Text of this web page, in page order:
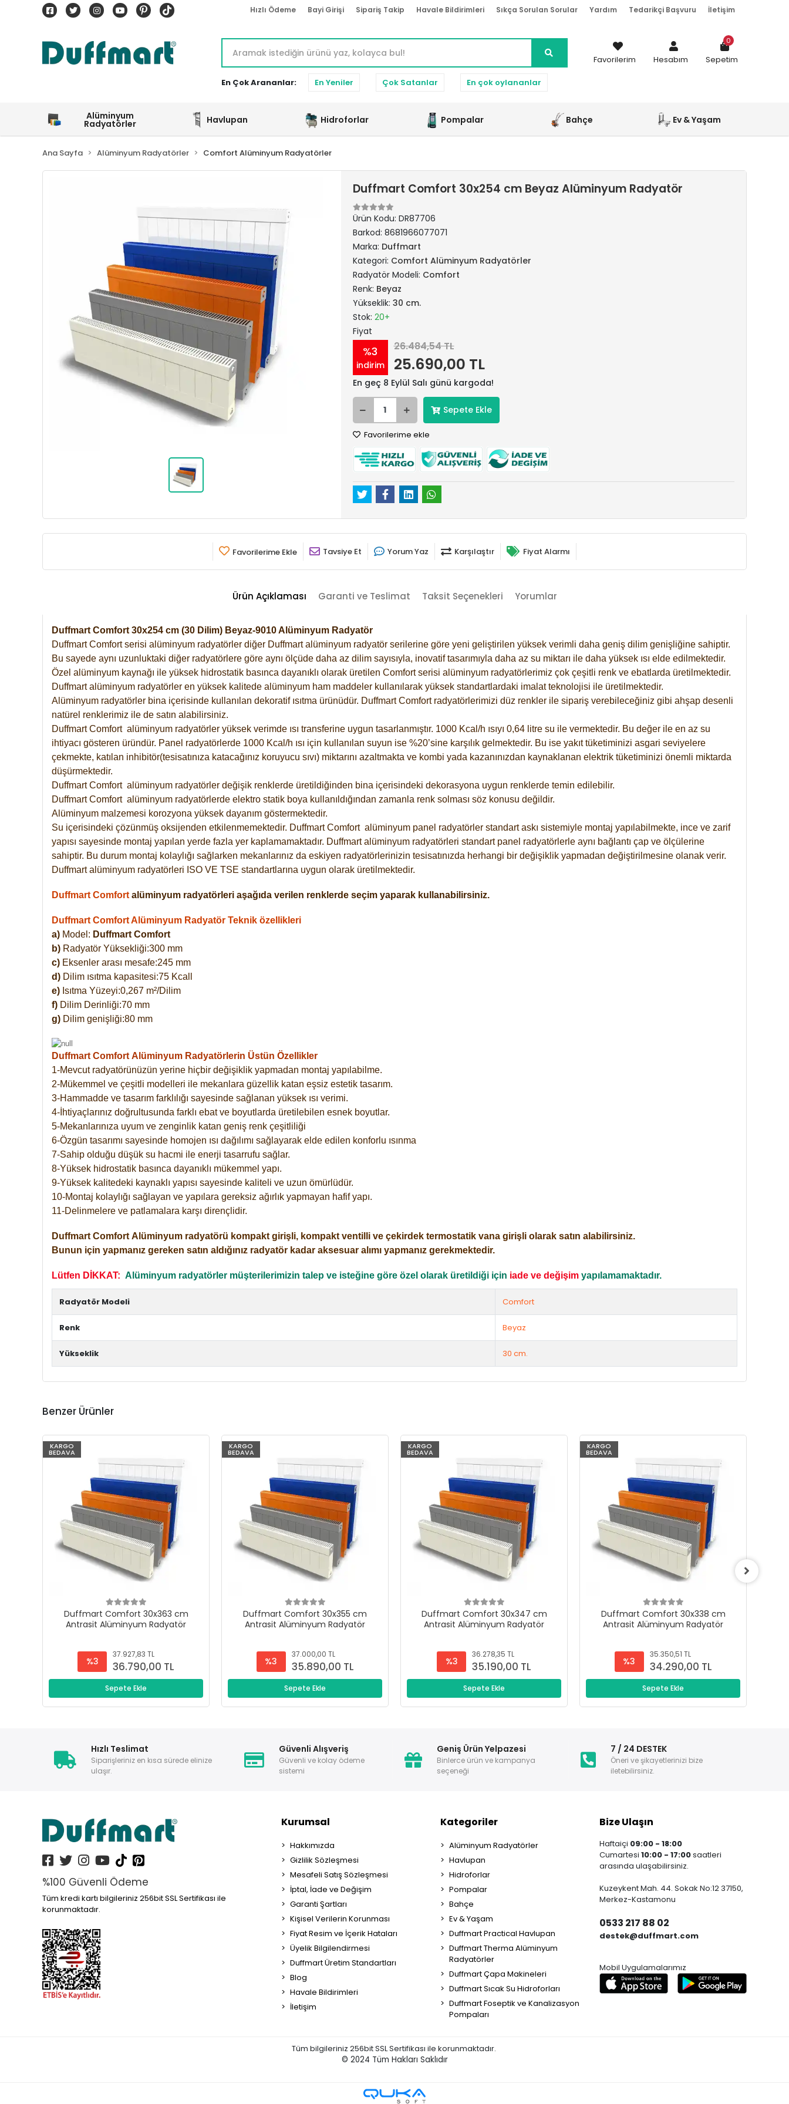
Hızlı Ödeme Bayi Girişi Sipariş Takip Havale Bildirimleri Sıkça Sorulan Sorular Yardım Tedarikçi Başvuru İletişim
En Çok Arananlar: En Yeniler Çok Satanlar En çok oylananlar
Favorilerim Hesabım Sepetim
0
Alüminyum
Radyatörler Havlupan Hidroforlar Pompalar Bahçe Ev & Yaşam
Ana Sayfa Alüminyum Radyatörler Comfort Alüminyum Radyatörler
Duffmart Comfort 30x254 cm Beyaz Alüminyum Radyatör
Ürün Kodu: DR87706
Barkod: 8681966077071
Marka: Duffmart
Kategori: Comfort Alüminyum Radyatörler
Radyatör Modeli: Comfort
Renk: Beyaz
Yükseklik: 30 cm.
Stok: 20+
Fiyat
%3
indirim
26.484,54 TL
25.690,00 TL
En geç 8 Eylül Salı günü kargoda!
Sepete Ekle
Favorilerime ekle
Favorilerime Ekle Tavsiye Et Yorum Yaz Karşılaştır Fiyat Alarmı
Ürün Açıklaması Garanti ve Teslimat Taksit Seçenekleri Yorumlar
Duffmart Comfort 30x254 cm (30 Dilim) Beyaz-9010 Alüminyum Radyatör
Duffmart Comfort serisi alüminyum radyatörler diğer Duffmart alüminyum radyatör serilerine göre yeni geliştirilen yüksek verimli daha geniş dilim genişliğine sahiptir.
Bu sayede aynı uzunluktaki diğer radyatörlere göre aynı ölçüde daha az dilim sayısıyla, inovatif tasarımıyla daha az su miktarı ile daha yüksek ısı elde edilmektedir.
Özel alüminyum kaynağı ile yüksek hidrostatik basınca dayanıklı olarak üretilen Comfort serisi alüminyum radyatörlerimiz çok çeşitli renk ve ebatlarda üretilmektedir.
Duffmart alüminyum radyatörler en yüksek kalitede alüminyum ham maddeler kullanılarak yüksek standartlardaki imalat teknolojisi ile üretilmektedir.
Alüminyum radyatörler bina içerisinde kullanılan dekoratif ısıtma ürünüdür. Duffmart Comfort radyatörlerimizi düz renkler ile sipariş verebileceğiniz gibi ahşap desenli
natürel renklerimiz ile de satın alabilirsiniz.
Duffmart Comfort alüminyum radyatörler yüksek verimde ısı transferine uygun tasarlanmıştır. 1000 Kcal/h ısıyı 0,64 litre su ile vermektedir. Bu değer ile en az su
ihtiyacı gösteren üründür. Panel radyatörlerde 1000 Kcal/h ısı için kullanılan suyun ise %20’sine karşılık gelmektedir. Bu ise yakıt tüketiminizi asgari seviyelere
çekmekte, katılan inhibitör(tesisatınıza katacağınız koruyucu sıvı) miktarını azaltmakta ve kombi yada kazanınızdan kaynaklanan elektrik tüketiminizi önemli miktarda
düşürmektedir.
Duffmart Comfort alüminyum radyatörler değişik renklerde üretildiğinden bina içerisindeki dekorasyona uygun renklerde temin edilebilir.
DuffmartComfort alüminyum radyatörlerde elektro statik boya kullanıldığından zamanla renk solması söz konusu değildir.
Alüminyum malzemesi korozyona yüksek dayanım göstermektedir.
Su içerisindeki çözünmüş oksijenden etkilenmemektedir. DuffmartComfort alüminyum panel radyatörler standart askı sistemiyle montaj yapılabilmekte, ince ve zarif
yapısı sayesinde montaj yapılan yerde fazla yer kaplamamaktadır. Duffmart alüminyum radyatörleri standart panel radyatörlerle aynı bağlantı çap ve ölçülerine
sahiptir. Bu durum montaj kolaylığı sağlarken mekanlarınız da eskiyen radyatörlerinizin tesisatınızda herhangi bir değişiklik yapmadan değiştirilmesine olanak verir.
Duffmart alüminyum radyatörleri ISO VE TSE standartlarına uygun olarak üretilmektedir.
Duffmart Comfort alüminyum radyatörleri aşağıda verilen renklerde seçim yaparak kullanabilirsiniz.
Duffmart Comfort Alüminyum Radyatör Teknik özellikleri
a) Model: Duffmart Comfort
b) Radyatör Yüksekliği:300 mm
c) Eksenler arası mesafe:245 mm
d) Dilim ısıtma kapasitesi:75 Kcall
e) Isıtma Yüzeyi:0,267 m²/Dilim
f) Dilim Derinliği:70 mm
g) Dilim genişliği:80 mm
Duffmart Comfort Alüminyum Radyatörlerin Üstün Özellikler
1-Mevcut radyatörünüzün yerine hiçbir değişiklik yapmadan montaj yapılabilme.
2-Mükemmel ve çeşitli modelleri ile mekanlara güzellik katan eşsiz estetik tasarım.
3-Hammadde ve tasarım farklılığı sayesinde sağlanan yüksek ısı verimi.
4-İhtiyaçlarınız doğrultusunda farklı ebat ve boyutlarda üretilebilen esnek boyutlar.
5-Mekanlarınıza uyum ve zenginlik katan geniş renk çeşitliliği
6-Özgün tasarımı sayesinde homojen ısı dağılımı sağlayarak elde edilen konforlu ısınma
7-Sahip olduğu düşük su hacmi ile enerji tasarrufu sağlar.
8-Yüksek hidrostatik basınca dayanıklı mükemmel yapı.
9-Yüksek kalitedeki kaynaklı yapısı sayesinde kaliteli ve uzun ömürlüdür.
10-Montaj kolaylığı sağlayan ve yapılara gereksiz ağırlık yapmayan hafif yapı.
11-Delinmelere ve patlamalara karşı dirençlidir.
Duffmart Comfort Alüminyum radyatörü kompakt girişli, kompakt ventilli ve çekirdek termostatik vana girişli olarak satın alabilirsiniz.
Bunun için yapmanız gereken satın aldığınız radyatör kadar aksesuar alımı yapmanız gerekmektedir.
Lütfen DİKKAT: Alüminyum radyatörler müşterilerimizin talep ve isteğine göre özel olarak üretildiği için iade ve değişim yapılamamaktadır.
Radyatör Modeli Comfort
Renk Beyaz
Yükseklik 30 cm.
Benzer Ürünler
KARGO
BEDAVA
Duffmart Comfort 30x363 cm
Antrasit Alüminyum Radyatör
%3
37.927,83 TL
36.790,00 TL
Sepete Ekle
KARGO
BEDAVA
Duffmart Comfort 30x355 cm
Antrasit Alüminyum Radyatör
%3
37.000,00 TL
35.890,00 TL
Sepete Ekle
KARGO
BEDAVA
Duffmart Comfort 30x347 cm
Antrasit Alüminyum Radyatör
%3
36.278,35 TL
35.190,00 TL
Sepete Ekle
KARGO
BEDAVA
Duffmart Comfort 30x338 cm
Antrasit Alüminyum Radyatör
%3
35.350,51 TL
34.290,00 TL
Sepete Ekle
Hızlı Teslimat
Siparişleriniz en kısa sürede elinize
ulaşır.
Güvenli Alışveriş
Güvenli ve kolay ödeme
sistemi
Geniş Ürün Yelpazesi
Binlerce ürün ve kampanya
seçeneği
7 / 24 DESTEK
Öneri ve şikayetlerinizi bize
iletebilirsiniz.
%100 Güvenli Ödeme
Tüm kredi kartı bilgileriniz 256bit SSL Sertifikası ile
korunmaktadır.
Kurumsal
Hakkımızda
Gizlilik Sözleşmesi
Mesafeli Satış Sözleşmesi
İptal, İade ve Değişim
Garanti Şartları
Kişisel Verilerin Korunması
Fiyat Resim ve İçerik Hataları
Üyelik Bilgilendirmesi
Duffmart Üretim Standartları
Blog
Havale Bildirimleri
İletişim
Kategoriler
Alüminyum Radyatörler
Havlupan
Hidroforlar
Pompalar
Bahçe
Ev & Yaşam
Duffmart Practical Havlupan
Duffmart Therma Alüminyum
Radyatörler
Duffmart Çapa Makineleri
Duffmart Sıcak Su Hidroforları
Duffmart Foseptik ve Kanalizasyon
Pompaları
Bize Ulaşın
Haftaiçi 09:00 - 18:00
Cumartesi 10:00 - 17:00saatleri
arasında ulaşabilirsiniz.
Kuzeykent Mah. 44. Sokak No:12 37150,
Merkez-Kastamonu
0533 217 88 02
destek@duffmart.com
Mobil Uygulamalarımız
Tüm bilgileriniz 256bit SSL Sertifikası ile korunmaktadır.
© 2024 Tüm Hakları Saklıdır